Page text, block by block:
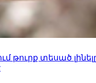
թուրք տեսած